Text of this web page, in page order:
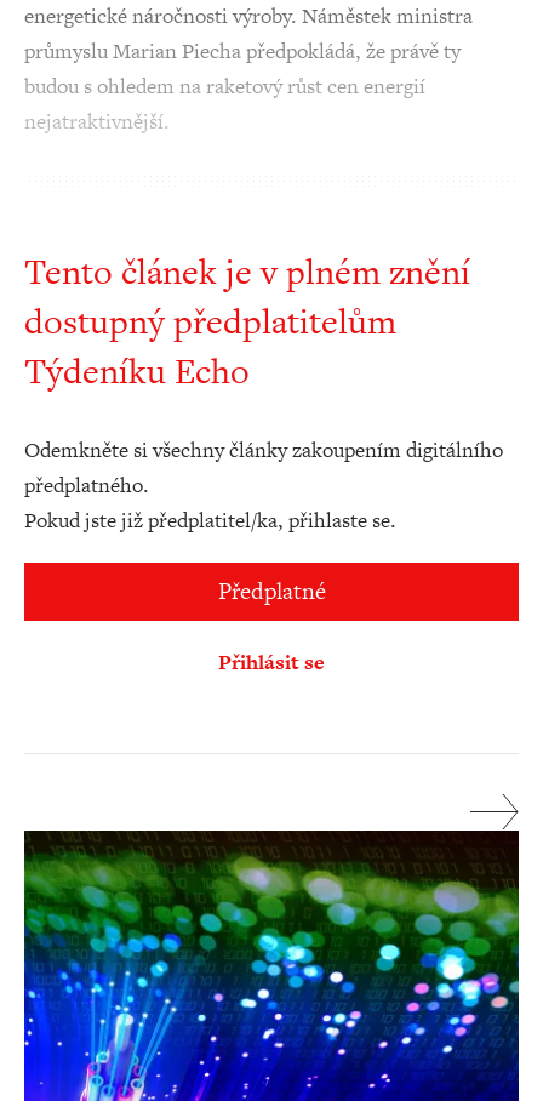
energetické náročnosti výroby. Náměstek ministra
průmyslu Marian Piecha předpokládá, že právě ty
budou s ohledem na raketový růst cen energií
nejatraktivnější.
Tento článek je v plném znění
dostupný předplatitelům
Týdeníku Echo
Odemkněte si všechny články zakoupením digitálního
předplatného.
Pokud jste již předplatitel/ka, přihlaste se.
Předplatné
Přihlásit se